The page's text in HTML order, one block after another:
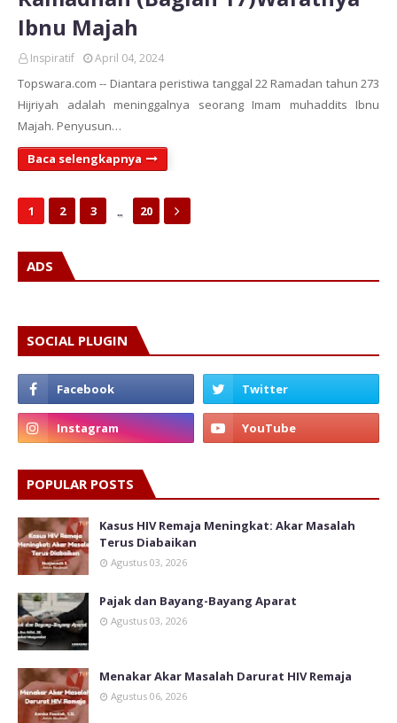
Ibnu Majah
Inspiratif April 04, 2024
Topswara.com -- Diantara peristiwa tanggal 22 Ramadan tahun 273
Hijriyah adalah meninggalnya seorang Imam muhaddits Ibnu
Majah. Penyusun…
Baca selengkapnya
1 2 3 ... 20
ADS
SOCIAL PLUGIN
POPULAR POSTS
Kasus HIV Remaja Meningkat: Akar Masalah
Terus Diabaikan
Agustus 03, 2026
Pajak dan Bayang-Bayang Aparat
Agustus 03, 2026
Menakar Akar Masalah Darurat HIV Remaja
Agustus 06, 2026